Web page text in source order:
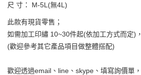
尺 寸： M-5L(無4L)
此款有現貨零售；
如需加工印繡 10~30件起(依加工方式而定)，
(歡迎參考其它產品項目做整體搭配)
歡迎透過email、line、skype、填寫詢價單，